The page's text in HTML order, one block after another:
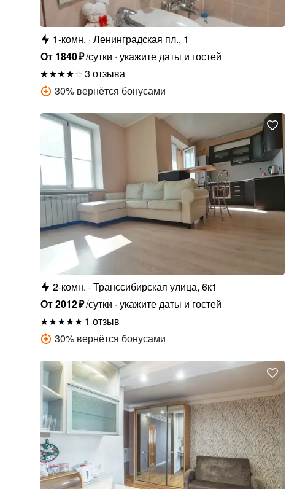
1-комн. Ленинградская пл., 1
От 1840₽/сутки укажите даты и гостей
3 отзыва
30% вернётся бонусами
2-комн. Транссибирская улица, 6к1
От2012₽/сутки укажите даты и гостей
1 отзыв
30% вернётся бонусами